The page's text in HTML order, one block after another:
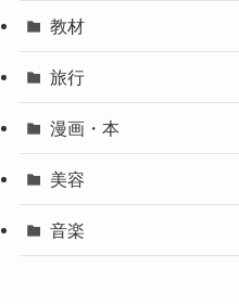
教材
旅行
漫画・本
美容
音楽